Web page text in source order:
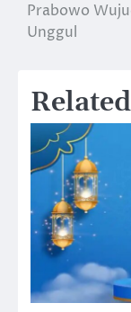
Prabowo
Unggul